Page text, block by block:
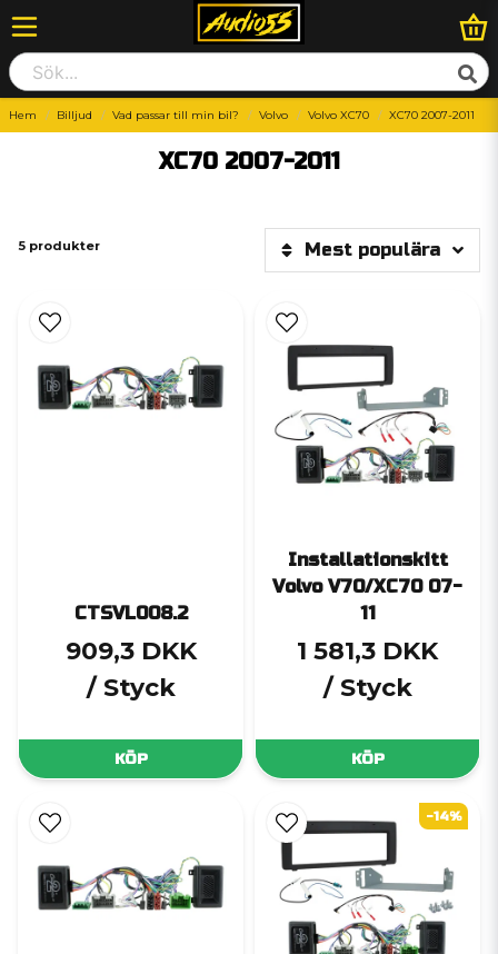
Hem Billjud Vad passar till min bil? Volvo Volvo XC70 XC70 2007-2011
XC70 2007-2011
5 produkter Mest populära
CTSVL008.2
909,3 DKK
/ Styck
KÖP
Installationskitt
Volvo V70/XC70 07-
11
1 581,3 DKK
/ Styck
KÖP
-14%